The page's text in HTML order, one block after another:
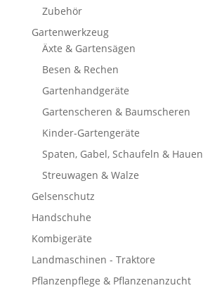
Zubehör
Gartenwerkzeug
Äxte & Gartensägen
Besen & Rechen
Gartenhandgeräte
Gartenscheren & Baumscheren
Kinder-Gartengeräte
Spaten, Gabel, Schaufeln & Hauen
Streuwagen & Walze
Gelsenschutz
Handschuhe
Kombigeräte
Landmaschinen - Traktore
Pflanzenpflege & Pflanzenanzucht